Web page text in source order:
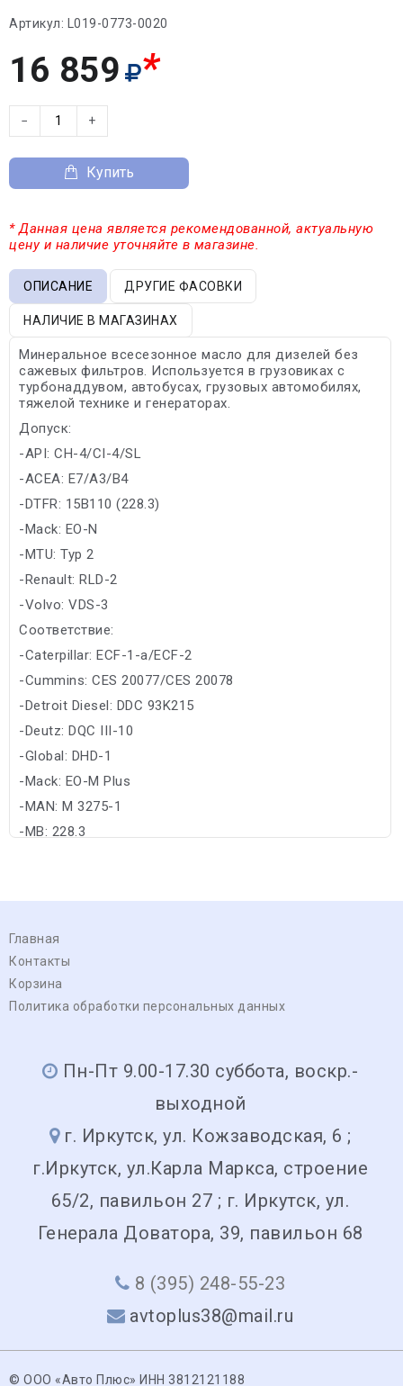
Артикул: L019-0773-0020
16 859 *
− +
Купить
* Данная цена является рекомендованной, актуальную
цену и наличие уточняйте в магазине.
ОПИСАНИЕ ДРУГИЕ ФАСОВКИ
НАЛИЧИЕ В МАГАЗИНАХ
Минеральное всесезонное масло для дизелей без
сажевых фильтров. Используется в грузовиках с
турбонаддувом, автобусах, грузовых автомобилях,
тяжелой технике и генераторах.
Допуск:
-API: CH-4/CI-4/SL
-ACEA: E7/A3/B4
-DTFR: 15B110 (228.3)
-Mack: EO-N
-MTU: Typ 2
-Renault: RLD-2
-Volvo: VDS-3
Соответствие:
-Caterpillar: ECF-1-a/ECF-2
-Cummins: CES 20077/CES 20078
-Detroit Diesel: DDC 93K215
-Deutz: DQC III-10
-Global: DHD-1
-Mack: EO-M Plus
-MAN: M 3275-1
-MB: 228.3
Главная
Контакты
Корзина
Политика обработки персональных данных
Пн-Пт 9.00-17.30 суббота, воскр.-
выходной
г. Иркутск, ул. Кожзаводская, 6 ;
г.Иркутск, ул.Карла Маркса, строение
65/2, павильон 27 ; г. Иркутск, ул.
Генерала Доватора, 39, павильон 68
8 (395) 248-55-23
avtoplus38@mail.ru
© ООО «Авто Плюс» ИНН 3812121188